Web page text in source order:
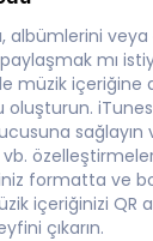
albümlerini
paylaşmak mı
müzik içeriğine
oluşturun. iTunes
formatta ve
içeriğinizi QR
çıkarın.